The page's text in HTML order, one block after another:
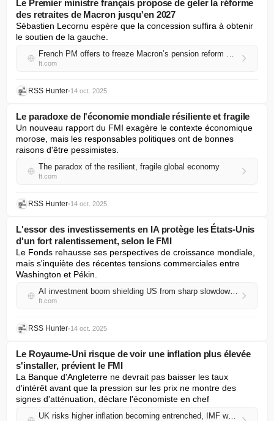
Le Premier ministre français propose de geler la réforme
des retraites de Macron jusqu'en 2027
Sébastien Lecornu espère que la concession suffira à obtenir
le soutien de la gauche.
French PM offers to freeze Macron’s pension reform until 2027
ft.com
RSS Hunter•14 oct. 2025
Le paradoxe de l'économie mondiale résiliente et fragile
Un nouveau rapport du FMI exagère le contexte économique
morose, mais les responsables politiques ont de bonnes
raisons d'être pessimistes.
The paradox of the resilient, fragile global economy
ft.com
RSS Hunter•14 oct. 2025
L'essor des investissements en IA protège les États-Unis
d'un fort ralentissement, selon le FMI
Le Fonds rehausse ses perspectives de croissance mondiale,
mais s'inquiète des récentes tensions commerciales entre
Washington et Pékin.
AI investment boom shielding US from sharp slowdown, says IMF
ft.com
RSS Hunter•14 oct. 2025
Le Royaume-Uni risque de voir une inflation plus élevée
s'installer, prévient le FMI
La Banque d'Angleterre ne devrait pas baisser les taux
d'intérêt avant que la pression sur les prix ne montre des
signes d'atténuation, déclare l'économiste en chef
UK risks higher inflation becoming entrenched, IMF warns